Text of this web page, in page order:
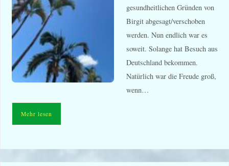
gesundheitlichen Gründen von
Birgit abgesagt/verschoben
werden. Nun endlich war es
soweit. Solange hat Besuch aus
Deutschland bekommen.
Natürlich war die Freude groß,
wenn…
Mehr lesen